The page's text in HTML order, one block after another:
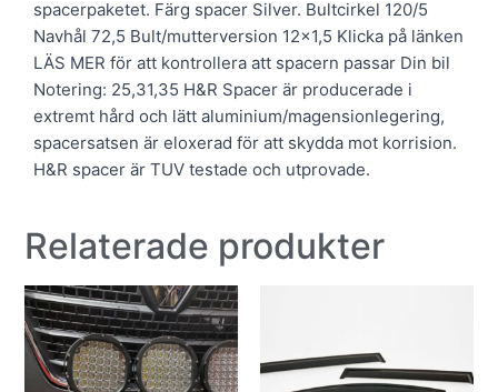
spacerpaketet. Färg spacer Silver. Bultcirkel 120/5
Navhål 72,5 Bult/mutterversion 12×1,5 Klicka på länken
LÄS MER för att kontrollera att spacern passar Din bil
Notering: 25,31,35 H&R Spacer är producerade i
extremt hård och lätt aluminium/magensionlegering,
spacersatsen är eloxerad för att skydda mot korrision.
H&R spacer är TUV testade och utprovade.
Relaterade produkter